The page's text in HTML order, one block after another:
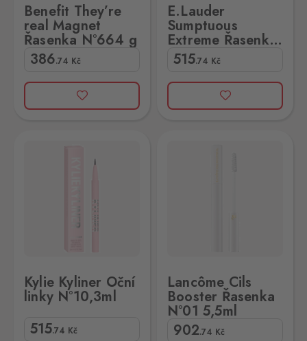
Benefit They’re
real Magnet
Řasenka N°664 g
386.74 Kč
E.Lauder
Sumptuous
Extreme Řasenka
N°01 2,8ml
515.74 Kč
Kylie Kyliner Oční
linky N°10,3ml
515.74 Kč
Lancôme Cils
Booster Řasenka
N°01 5,5ml
902.74 Kč